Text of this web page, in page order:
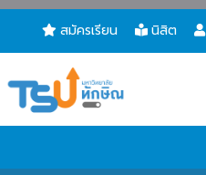
สมัครเรียน นิสิต